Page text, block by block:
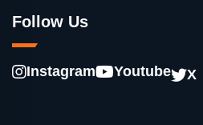
Follow Us
Instagram Youtube X